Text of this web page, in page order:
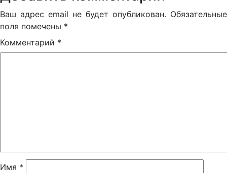
Ваш адрес email не будет опубликован. Обязательные
поля помечены *
Комментарий *
Имя *